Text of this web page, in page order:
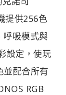
提供256色
呼吸模式與
設定，使玩
並配合所有
RGB